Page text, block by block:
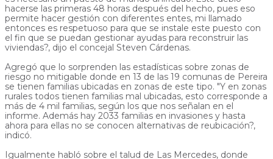
hacerse las primeras 48 horas después del hecho, pues eso
permite hacer gestión con diferentes entes, mi llamado
entonces es respetuoso para que se instale este puesto con
el fin que se puedan gestionar ayudas para reconstruir las
viviendas?, dijo el concejal Steven Cárdenas.
Agregó que lo sorprenden las estadísticas sobre zonas de
riesgo no mitigable donde en 13 de las 19 comunas de Pereira
se tienen familias ubicadas en zonas de este tipo. "Y en zonas
rurales todos tienen familias mal ubicadas, esto corresponde a
más de 4 mil familias, según los que nos señalan en el
informe. Además hay 2033 familias en invasiones y hasta
ahora para ellas no se conocen alternativas de reubicación?,
indicó.
Igualmente habló sobre el talud de Las Mercedes, donde